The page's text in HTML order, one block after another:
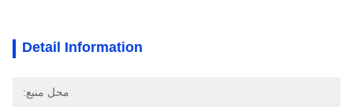
Detail Information
محل منبع: